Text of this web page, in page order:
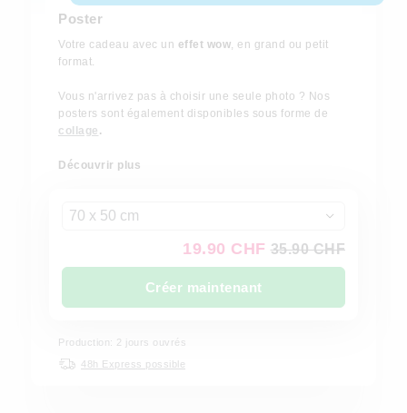
Poster
Votre cadeau avec un effet wow, en grand ou petit
format.
Vous n'arrivez pas à choisir une seule photo ? Nos
posters sont également disponibles sous forme de
collage .
Découvrir plus
70 x 50 cm
19.90 CHF 35.90 CHF
Créer maintenant
Production: 2 jours ouvrés
48h Express possible